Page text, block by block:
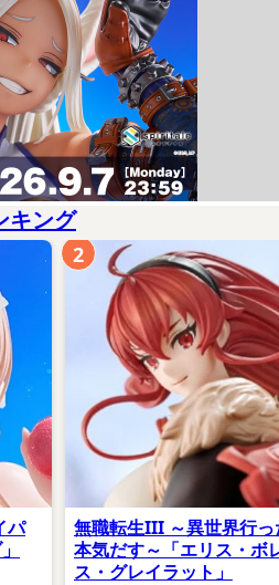
キング
パ
無職転生III ～異世界行っ
本気だす～「エリス・ボ
ス・グレイラット」
2